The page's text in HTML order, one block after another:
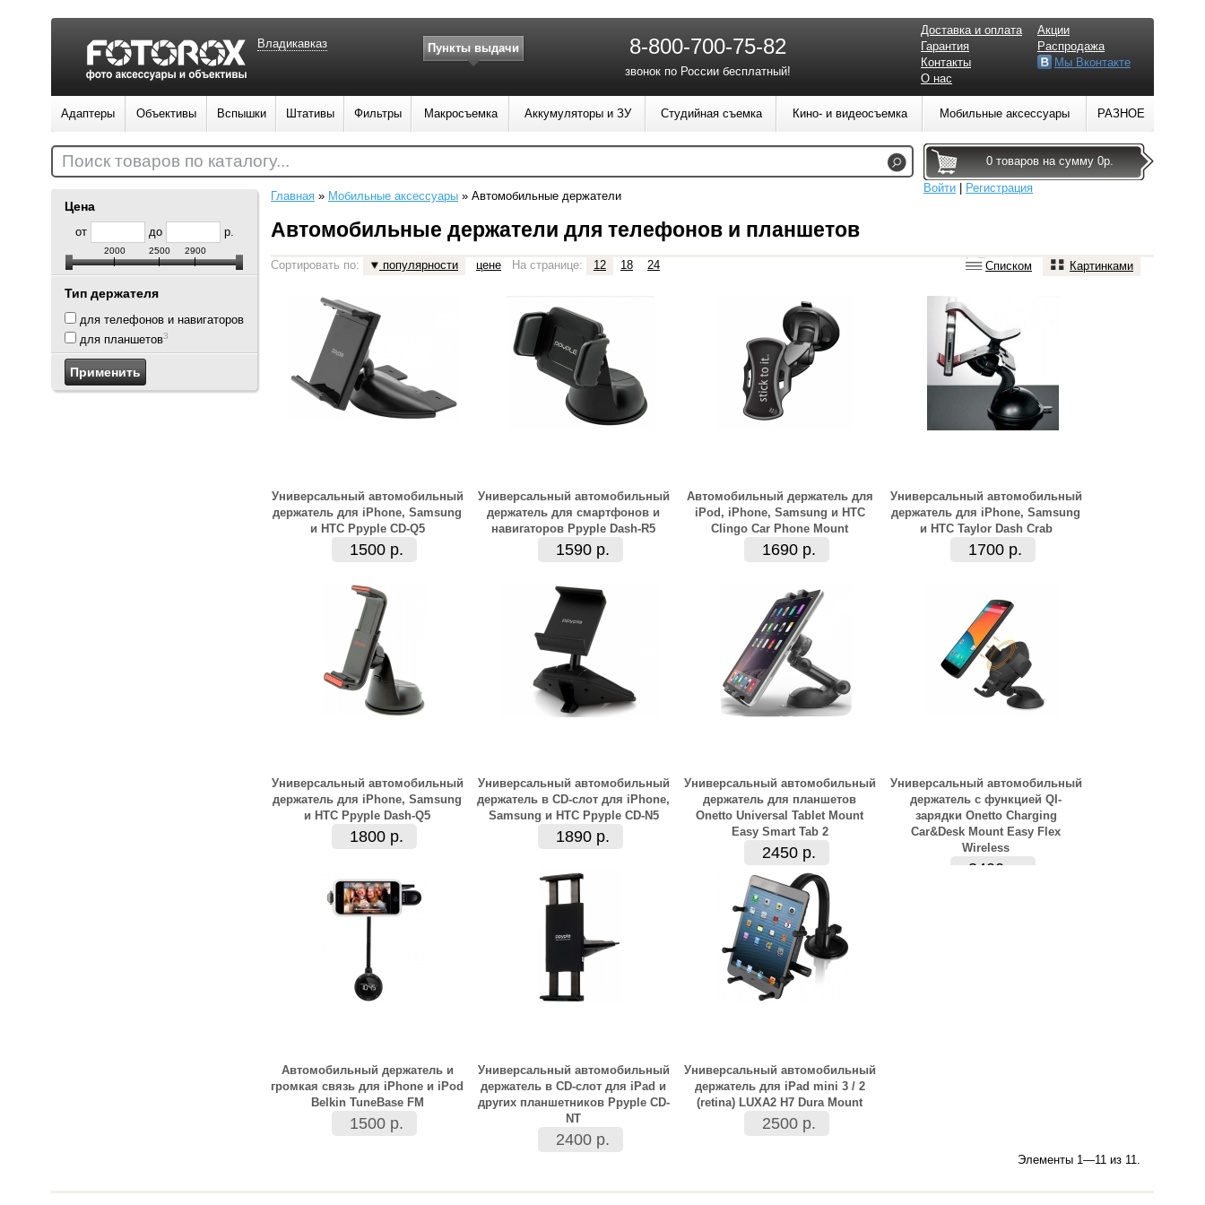
Цена
от до р.
2000 2500 2900
Тип держателя
для телефонов и навигаторов
для планшетов3
Главная » Мобильные аксессуары » Автомобильные держатели
Автомобильные держатели для телефонов и планшетов
Сортировать по: популярности цене На странице: 12 18 24 Списком Картинками
Универсальный автомобильный
держатель для iPhone, Samsung
и HTC Ppyple CD-Q5
1500 р.
Универсальный автомобильный
держатель для смартфонов и
навигаторов Ppyple Dash-R5
1590 р.
Автомобильный держатель для
iPod, iPhone, Samsung и HTC
Clingo Car Phone Mount
1690 р.
Универсальный автомобильный
держатель для iPhone, Samsung
и HTC Taylor Dash Crab
1700 р.
Универсальный автомобильный
держатель для iPhone, Samsung
и HTC Ppyple Dash-Q5
1800 р.
Универсальный автомобильный
держатель в CD-слот для iPhone,
Samsung и HTC Ppyple CD-N5
1890 р.
Универсальный автомобильный
держатель для планшетов
Onetto Universal Tablet Mount
Easy Smart Tab 2
2450 р.
Универсальный автомобильный
держатель с функцией QI-
зарядки Onetto Charging
Car&Desk Mount Easy Flex
Wireless
3400 р.
Автомобильный держатель и
громкая связь для iPhone и iPod
Belkin TuneBase FM
1500 р.
Универсальный автомобильный
держатель в CD-слот для iPad и
других планшетников Ppyple CD-
NT
2400 р.
Универсальный автомобильный
держатель для iPad mini 3 / 2
(retina) LUXA2 H7 Dura Mount
2500 р.
Элементы 1—11 из 11.
Владикавказ Пункты выдачи 8-800-700-75-82
звонок по России бесплатный!
Доставка и оплата
Гарантия
Контакты
О нас
Акции
Распродажа
Мы Вконтакте
Адаптеры Объективы Вспышки Штативы Фильтры Макросъемка Аккумуляторы и ЗУ Студийная съемка Кино- и видеосъемка Мобильные аксессуары РАЗНОЕ
0 товаров на сумму 0р.
Войти
Регистрация
Поиск товаров по каталогу...